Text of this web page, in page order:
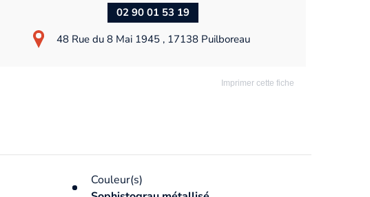
02 90 01 53 19
48 Rue du 8 Mai 1945 , 17138 Puilboreau
Imprimer cette fiche
Couleur(s)